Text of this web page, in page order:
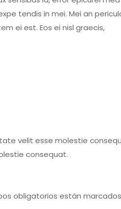
tendis in mei. Mei an
ei est. Eos ei nisl graecis,
velit esse molestie
consequat.
obligatorios están